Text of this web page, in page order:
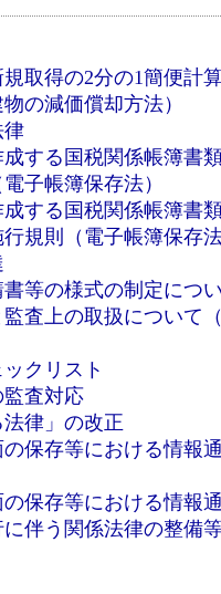
取得の2分の1簡便計
の減価償却方法）
律
する国税関係帳簿書
子帳簿保存法）
する国税関係帳簿書
規則（電子帳簿保存
等の様式の制定につ
査上の取扱について
クリスト
査対応
法律」の改正
保存等における情報
保存等における情報
伴う関係法律の整備